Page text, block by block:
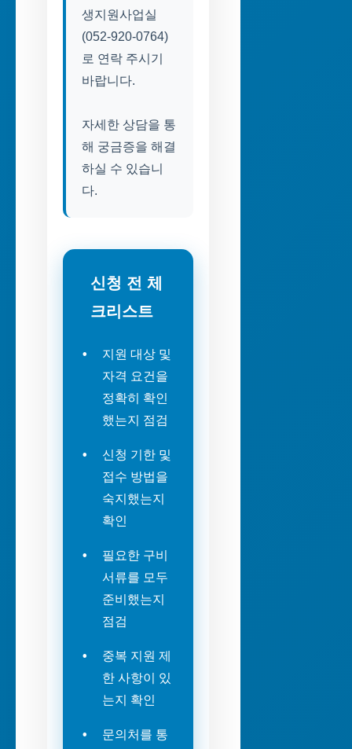
생지원사업실
(052-920-0764)
로 연락 주시기
바랍니다.
자세한 상담을 통
해 궁금증을 해결
하실 수 있습니
다.
신청 전 체
크리스트
지원 대상 및
자격 요건을
정확히 확인
했는지 점검
신청 기한 및
접수 방법을
숙지했는지
확인
필요한 구비
서류를 모두
준비했는지
점검
중복 지원 제
한 사항이 있
는지 확인
문의처를 통